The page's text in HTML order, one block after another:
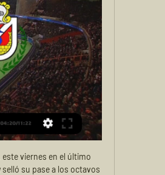
viernes en el último
su pase a los octavos